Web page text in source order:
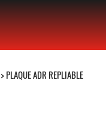
> PLAQUE ADR REPLIABLE